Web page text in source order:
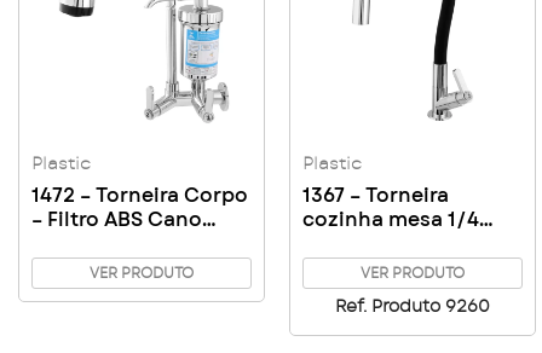
Plastic
1472 – Torneira Corpo
– Filtro ABS Cano
funções C63
VER PRODUTO
Plastic
1367 – Torneira
cozinha mesa 1/4
Plastic Flex Black
VER PRODUTO
Ref. Produto 9260